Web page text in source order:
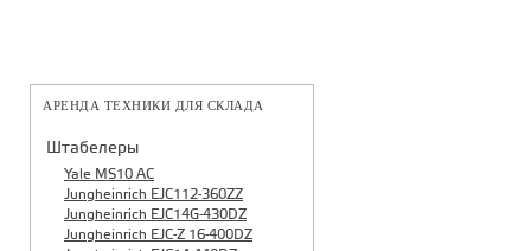
АРЕНДА ТЕХНИКИ ДЛЯ СКЛАДА
Штабелеры
Yale MS10 AC
Jungheinrich EJC112-360ZZ
Jungheinrich EJC14G-430DZ
Jungheinrich EJC-Z 16-400DZ